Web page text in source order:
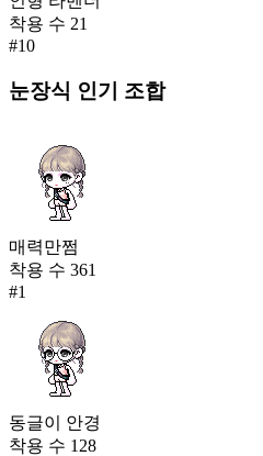
착용 수 21
#10
눈장식 인기 조합
매력만쩜
착용 수 361
#1
동글이 안경
착용 수 128